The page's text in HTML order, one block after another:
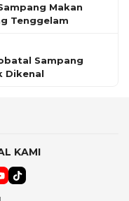
Makan
Tenggelam
Sampang
Dikenal
KAMI